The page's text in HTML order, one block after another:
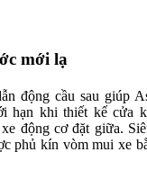
mới lạ
động cầu sau giúp
hạn khi thiết kế cửa
động cơ đặt giữa.
phủ kín vòm mui xe